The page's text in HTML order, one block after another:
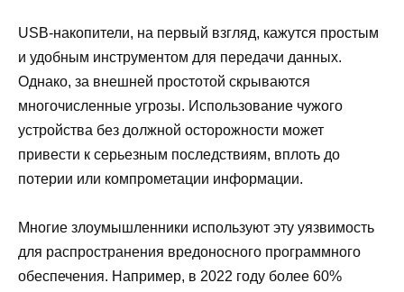
USB-накопители, на первый взгляд, кажутся простым
и удобным инструментом для передачи данных.
Однако, за внешней простотой скрываются
многочисленные угрозы. Использование чужого
устройства без должной осторожности может
привести к серьезным последствиям, вплоть до
потерии или компрометации информации.
Многие злоумышленники используют эту уязвимость
для распространения вредоносного программного
обеспечения. Например, в 2022 году более 60%